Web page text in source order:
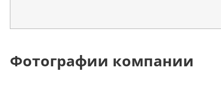
Фотографии компании